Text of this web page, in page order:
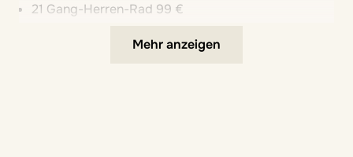
21 Gang-Herren-Rad 99 €
Leihrad-PLUS 179 €
Mehr anzeigen